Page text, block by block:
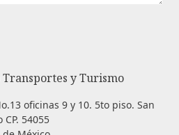
Transportes y Turismo
oficinas 9 y 10. 5to piso. San
CP. 54055